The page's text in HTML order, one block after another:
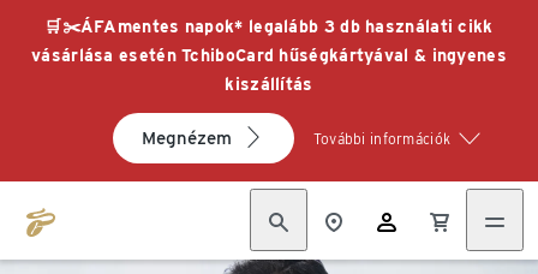
🛒✂️ÁFAmentes napok* legalább 3 db használati cikk
vásárlása esetén TchiboCard hűségkártyával & ingyenes
kiszállítás
Megnézem További információk